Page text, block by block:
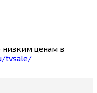
низким ценам в
tvsale/